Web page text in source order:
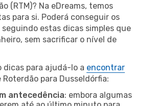
(RTM)? Na eDreams, temos
para si. Poderá conseguir os
seguindo estas dicas simples que
sem sacrificar o nível de
dicas para ajudá-lo a encontrar
Roterdão para Dusseldórfia:
antecedência: embora algumas